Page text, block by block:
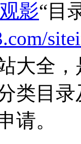
影“目
大全
类目
请。